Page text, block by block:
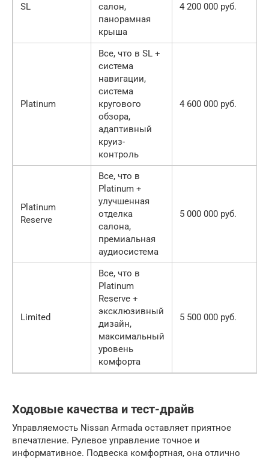
SL
салон,
панорамная
крыша
4 200 000 руб.
Platinum
Все, что в SL +
система
навигации,
система
кругового
обзора,
адаптивный
круиз-
контроль
4 600 000 руб.
Platinum
Reserve
Все, что в
Platinum +
улучшенная
отделка
салона,
премиальная
аудиосистема
5 000 000 руб.
Limited
Все, что в
Platinum
Reserve +
эксклюзивный
дизайн,
максимальный
уровень
комфорта
5 500 000 руб.
Ходовые качества и тест-драйв
Управляемость Nissan Armada оставляет приятное
впечатление. Рулевое управление точное и
информативное. Подвеска комфортная, она отлично